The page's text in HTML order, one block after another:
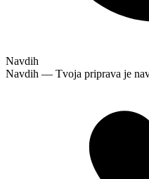
Navdih
Navdih — Tvoja priprava je